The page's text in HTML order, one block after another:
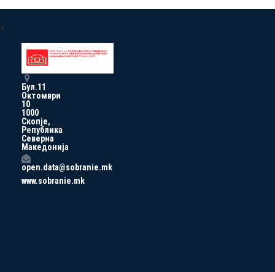
a
Бул.11
Октомври
10
1000
Скопје,
Република
Северна
Македонија
open.data@sobranie.mk
www.sobranie.mk